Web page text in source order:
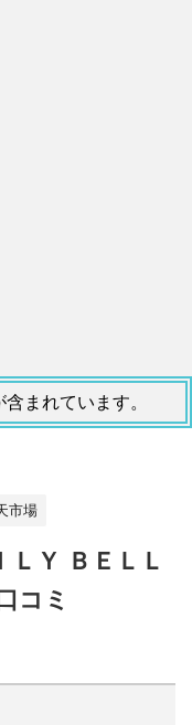
まれています。
市場
Ｙ ＢＥＬＬ
コミ